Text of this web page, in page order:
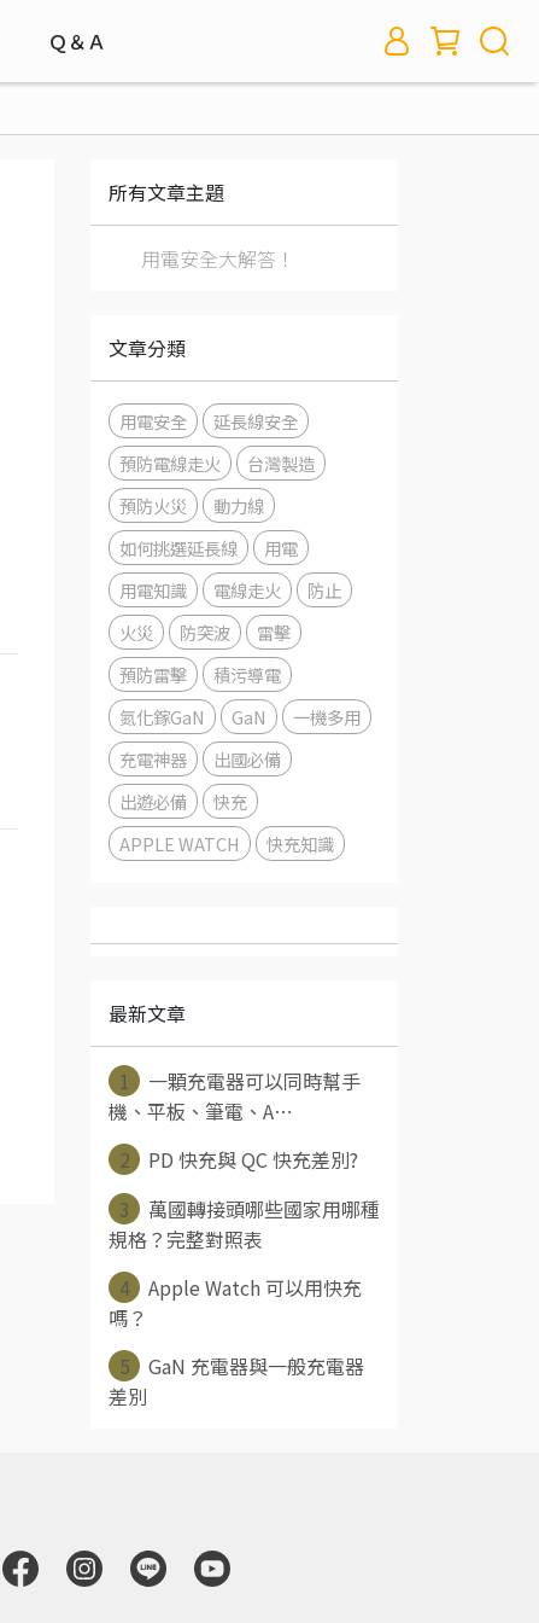
Ｑ＆Ａ
所有文章主題
用電安全大解答！
文章分類
用電安全
延長線安全
預防電線走火
台灣製造
預防火災
動力線
如何挑選延長線
用電
用電知識
電線走火
防止
火災
防突波
雷擊
預防雷擊
積污導電
氮化鎵GaN
GaN
一機多用
充電神器
出國必備
出遊必備
快充
APPLE WATCH
快充知識
最新文章
1
一顆充電器可以同時幫手
機、平板、筆電、A⋯
2
PD 快充與 QC 快充差別?
3
萬國轉接頭哪些國家用哪種
規格？完整對照表
4
Apple Watch 可以用快充
嗎？
5
GaN 充電器與一般充電器
差別